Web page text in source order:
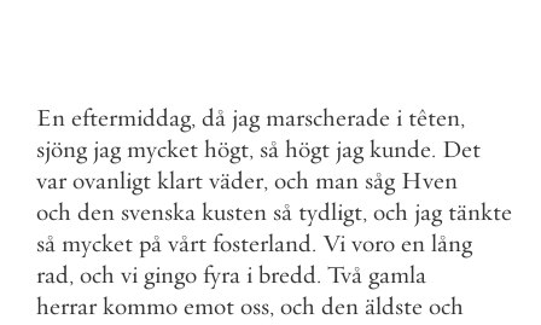
En eftermiddag, då jag marscherade i têten,
sjöng jag mycket högt, så högt jag kunde. Det
var ovanligt klart väder, och man såg Hven
och den svenska kusten så tydligt, och jag tänkte
så mycket på vårt fosterland. Vi voro en lång
rad, och vi gingo fyra i bredd. Två gamla
herrar kommo emot oss, och den äldste och